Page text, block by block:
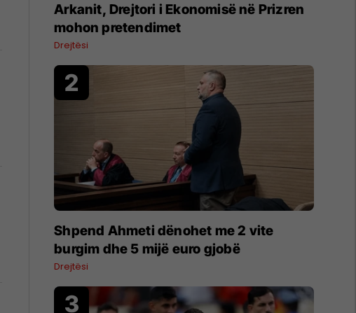
Arkanit, Drejtori i Ekonomisë në Prizren
mohon pretendimet
Drejtësi
Shpend Ahmeti dënohet me 2 vite
burgim dhe 5 mijë euro gjobë
Drejtësi